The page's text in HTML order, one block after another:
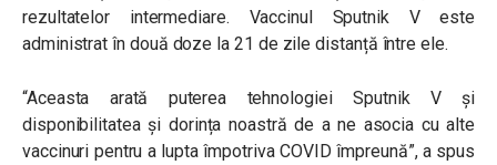
rezultatelor intermediare. Vaccinul Sputnik V este
administrat în două doze la 21 de zile distanță între ele.
“Aceasta arată puterea tehnologiei Sputnik V și
disponibilitatea și dorința noastră de a ne asocia cu alte
vaccinuri pentru a lupta împotriva COVID împreună”, a spus